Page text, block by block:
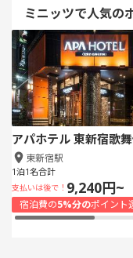
ミニッツで人気の
アパホテル 東新宿歌
東新宿駅
1泊1名合計
支払いは後で！ 9,240円~
宿泊費の5%分のポイント